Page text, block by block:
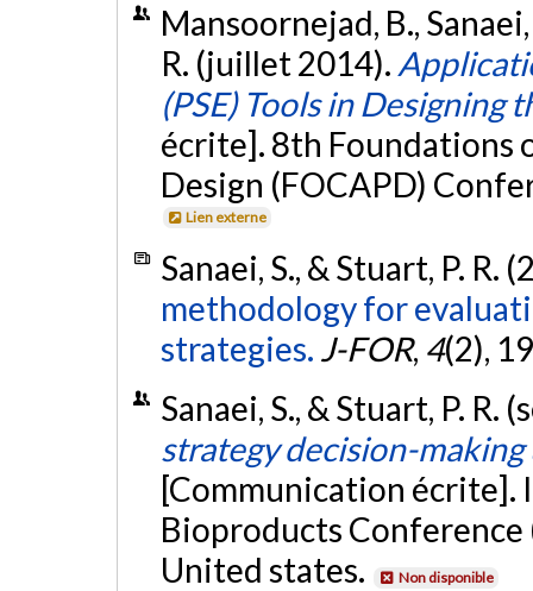
Mansoornejad, B.,
R. (juillet 2014).
(PSE) Tools in Designing
écrite]. 8th Foundations
Design (FOCAPD)
Lien externe
Sanaei, S., & Stuart, P. R.
methodology for
strategies. J-FOR, 4(2),
Sanaei, S., & Stuart, P.
strategy decision-
[Communication écrite].
Bioproducts Conference
United states.
Non disponible